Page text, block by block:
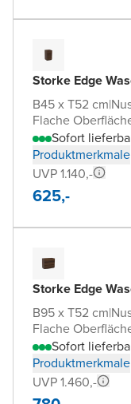
Storke Edge
B45 x T52 cm|
Flache
Sofort
Produktmerkmale
UVP 1.140,-
625,-
Storke Edge
B95 x T52 cm|
Flache
Sofort
Produktmerkmale
UVP 1.460,-